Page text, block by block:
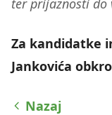
ter prijaznosti do
Za kandidatke
Jankovića
Nazaj